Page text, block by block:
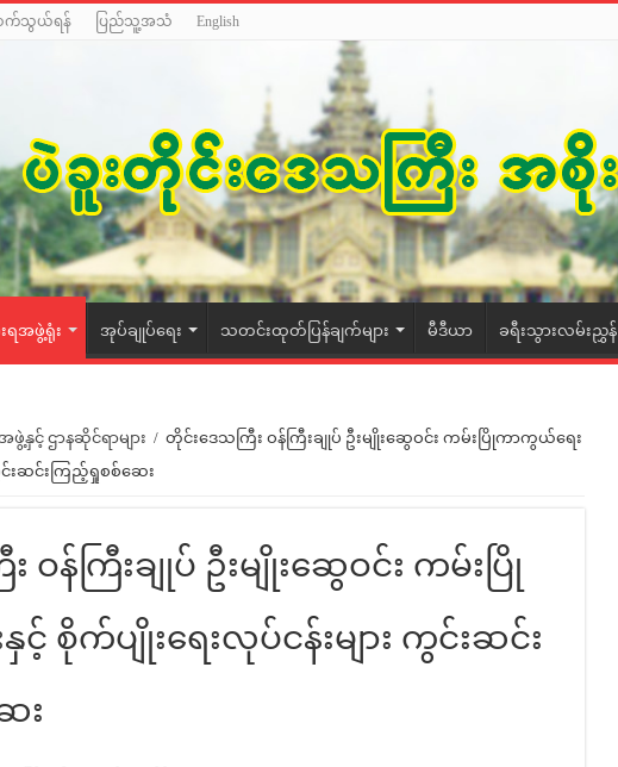
သွယ်ရန် ပြည်သူ့အသံ English
ရအဖွဲ့ရုံး အုပ်ချုပ်ရေး သတင်းထုတ်ပြန်ချက်များ မီဒီယာ ခရီးသွားလမ်းညွှန်
နှင့် ဌာနဆိုင်ရာများ / တိုင်းဒေသကြီး ဝန်ကြီးချုပ် ဦးမျိုးဆွေဝင်း ကမ်းပြိုကာကွယ်ရေး
င်းဆင်းကြည့်ရှုစစ်ဆေး
ဝန်ကြီးချုပ် ဦးမျိုးဆွေဝင်း ကမ်းပြို
စိုက်ပျိုးရေးလုပ်ငန်းများ ကွင်းဆင်း
း